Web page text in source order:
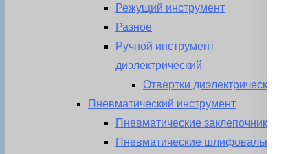
Режущий инструмент
Разное
Ручной инструмент
диэлектрический
Отвертки диэлектрические
Пневматический инструмент
Пневматические заклепочники
Пневматические шлифовальные